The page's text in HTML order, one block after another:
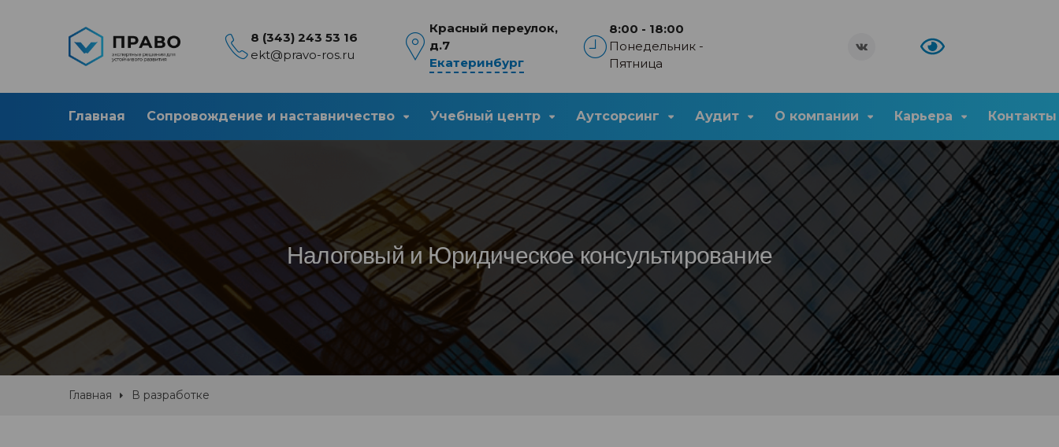
8 (343) 243 53 16
ekt@pravo-ros.ru
Красный переулок,
д.7
Екатеринбург
8:00 - 18:00
Понедельник -
Пятница
Главная Сопровождение и наставничество Учебный центр Аутсорсинг Аудит О компании Карьера Контакты
Налоговый и Юридическое консультирование
Главная В разработке